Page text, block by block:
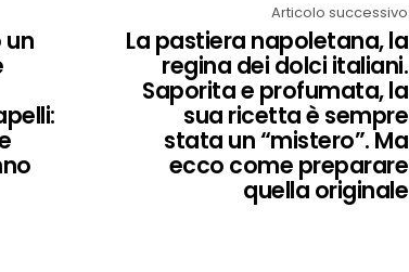
un
Articolo successivo
La pastiera napoletana, la
regina dei dolci italiani.
Saporita e profumata, la
sua ricetta è sempre
stata un “mistero”. Ma
ecco come preparare
quella originale